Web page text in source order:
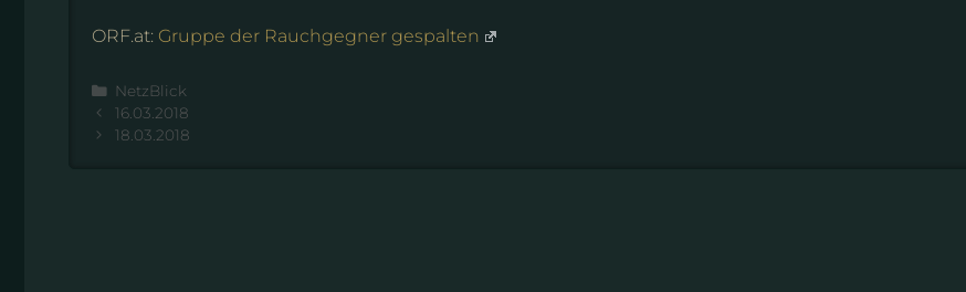
ORF.at: Gruppe der Rauchgegner gespalten
Kategorien
NetzBlick
16.03.2018
18.03.2018